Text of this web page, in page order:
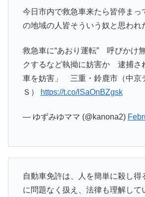
今日市内で救急車来たら皆停ま
の地域の人皆そういう奴と思わ
救急車に“あおり運転” 呼びかけ
クするなど執拗に妨害か 逮捕さ
車を妨害」 三重・鈴鹿市（中京
Ｓ）
https://t.co/lSaOnBZgsk
— ゆずみゆママ (@kanona2)
自動車免許は、人を簡単に殺し得
に問題なく扱え、法律も理解して